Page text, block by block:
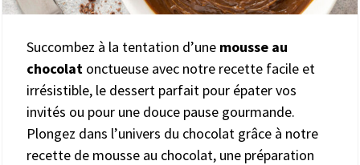
Succombez à la tentation d’une mousse au
chocolat onctueuse avec notre recette facile et
irrésistible, le dessert parfait pour épater vos
invités ou pour une douce pause gourmande.
Plongez dans l’univers du chocolat grâce à notre
recette de mousse au chocolat, une préparation